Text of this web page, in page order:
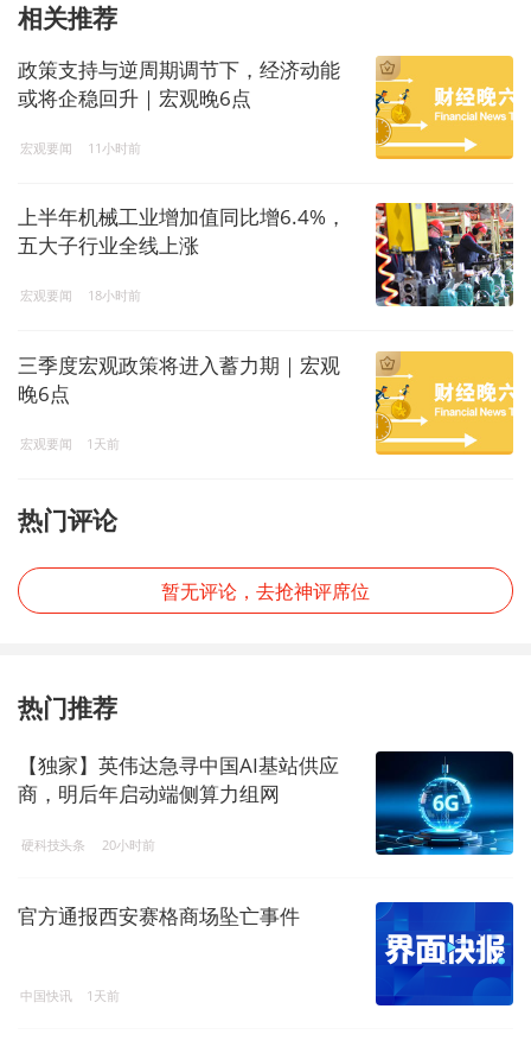
相关推荐
政策支持与逆周期调节下，经济动能
或将企稳回升｜宏观晚6点
宏观要闻 11小时前
上半年机械工业增加值同比增6.4%，
五大子行业全线上涨
宏观要闻 18小时前
三季度宏观政策将进入蓄力期｜宏观
晚6点
宏观要闻 1天前
热门评论
暂无评论，去抢神评席位
热门推荐
【独家】英伟达急寻中国AI基站供应
商，明后年启动端侧算力组网
硬科技头条 20小时前
官方通报西安赛格商场坠亡事件
中国快讯 1天前